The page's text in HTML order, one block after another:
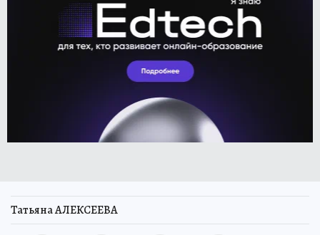
Татьяна АЛЕКСЕЕВА